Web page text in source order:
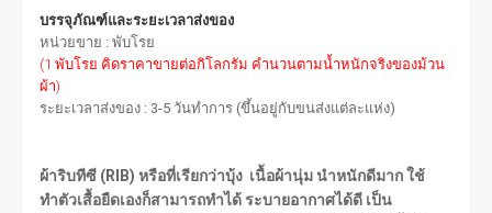
บรรจุภัณฑ์และระยะเวลาส่งของ
หน่วยขาย : พับโรย
(1 พับโรย คิดราคาขายต่อกิโลกรัม คำนวนตามน้ำหนักจริงของม้วน
ผ้า)
ระยะเวลาส่งของ : 3-5 วันทำการ (ขึ้นอยู่กับขนส่งแต่ละแห่ง)
ผ้าริบทีซี (RIB) หรือที่เรียกว่าบุ้ง เนื้อผ้านุ่ม นำหนักดีมาก ใช้
ทำตัวเสื้อยืดเองก็สามารถทำได้ ระบายอากาศได้ดี เป็น